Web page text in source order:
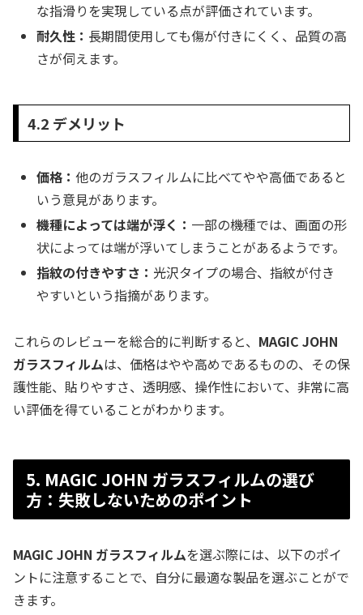
な指滑りを実現している点が評価されています。
耐久性： 長期間使用しても傷が付きにくく、品質の高
さが伺えます。
4.2 デメリット
価格：他のガラスフィルムに比べてやや高価であると
いう意見があります。
機種によっては端が浮く： 一部の機種では、画面の形
状によっては端が浮いてしまうことがあるようです。
指紋の付きやすさ： 光沢タイプの場合、指紋が付き
やすいという指摘があります。
これらのレビューを総合的に判断すると、 MAGIC JOHN
ガラスフィルムは、価格はやや高めであるものの、その保
護性能、貼りやすさ、透明感、操作性において、非常に高
い評価を得ていることがわかります。
5. MAGIC JOHN ガラスフィルムの選び
方：失敗しないためのポイント
MAGIC JOHN ガラスフィルムを選ぶ際には、以下のポイ
ントに注意することで、自分に最適な製品を選ぶことがで
きます。